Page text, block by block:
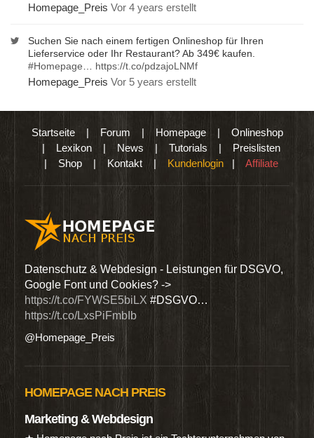
Homepage_Preis Vor 4 years erstellt
Suchen Sie nach einem fertigen Onlineshop für Ihren
Lieferservice oder Ihr Restaurant? Ab 349€ kaufen.
#Homepage
https://t.co/pdzajoLNMf
Homepage_Preis Vor 5 years erstellt
Startseite| Forum | Homepage| Onlineshop
| Lexikon | News | Tutorials | Preislisten
| Shop | Kontakt | Kundenlogin | Affiliate
Datenschutz & Webdesign - Leistungen für DSGVO,
Google Font und Cookies? ->
https://t.co/FYWSE5biLX #DSGVO…
https://t.co/LxsPiFmbIb
@Homepage_Preis
HOMEPAGE NACH PREIS
Marketing & Webdesign